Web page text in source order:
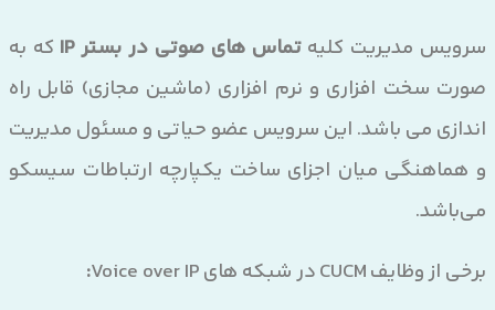
سرویس مدیریت کلیه تماس های صوتی در بستر IP
که به
صورت سخت افزاری و نرم افزاری (ماشین مجازی) قابل راه
اندازی می باشد. این سرویس عضو حیاتی و مسئول مدیریت
و هماهنگی میان اجزای ساخت یکپارچه ارتباطات سیسکو
می‌باشد.
برخی از وظایف CUCM در شبکه های Voice over IP
: